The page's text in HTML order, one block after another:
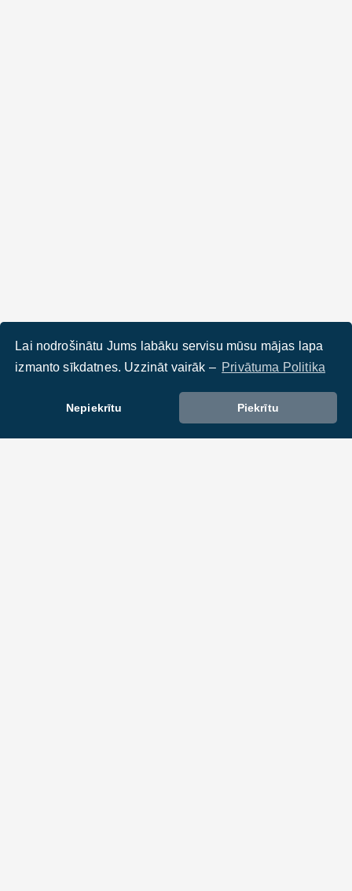
Lai nodrošinātu Jums labāku servisu mūsu mājas lapa
izmanto sīkdatnes. Uzzināt vairāk – Privātuma Politika
Nepiekrītu Piekrītu